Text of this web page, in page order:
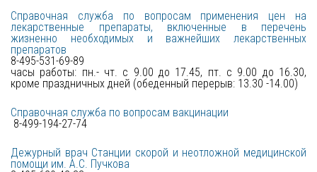
Справочная служба по вопросам применения цен на
лекарственные препараты, включенные в перечень
жизненно необходимых и важнейших лекарственных
препаратов
8-495-531-69-89
часы работы: пн.- чт. с 9.00 до 17.45, пт. с 9.00 до 16.30,
кроме праздничных дней (обеденный перерыв: 13.30 -14.00)
Справочная служба по вопросам вакцинации
8-499-194-27-74
Дежурный врач Станции скорой и неотложной медицинской
помощи им. А.С. Пучкова